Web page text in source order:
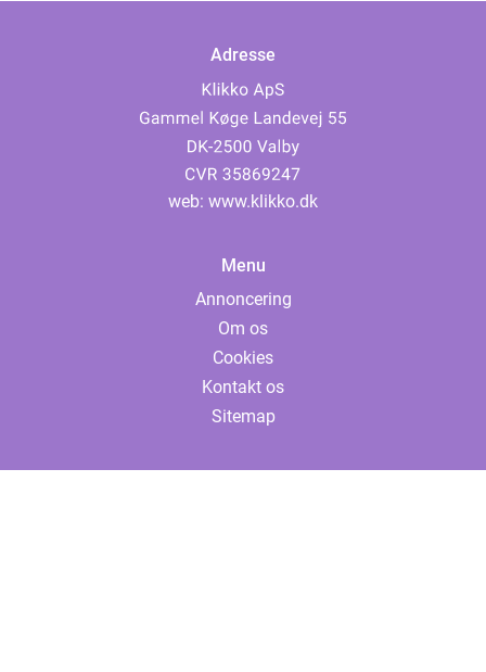
Adresse
web: www.klikko.dk
Menu
Annoncering
Om os
Cookies
Kontakt os
Sitemap